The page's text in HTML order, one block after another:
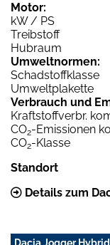
Motor:
kW / PS
Treibstoff
Hubraum
Umweltnormen:
Schadstoffklasse
Umweltplakette
Verbrauch und
Kraftstoffverbr.
CO2-Emissionen
CO2-Klasse
Standort
Details zum